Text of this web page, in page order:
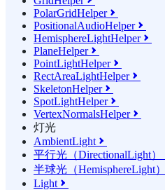
PolarGridHelper
PositionalAudioHelper
HemisphereLightHelper
PlaneHelper
PointLightHelper
RectAreaLightHelper
SkeletonHelper
SpotLightHelper
VertexNormalsHelper
灯光
AmbientLight 
平行光（DirectionalLight）
半球光（HemisphereLight）
Light 